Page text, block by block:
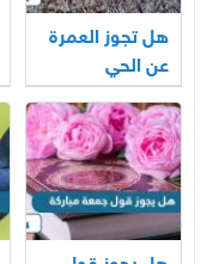
هل تجوز العمرة
عن الحي